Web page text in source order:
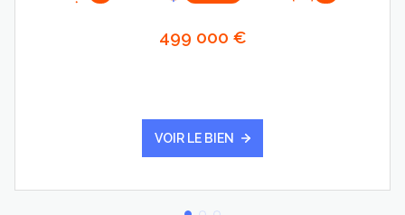
499 000 €
VOIR LE BIEN